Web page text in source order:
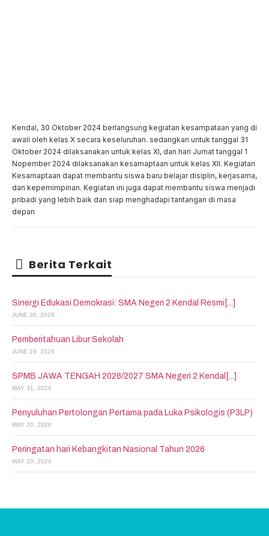
Kendal, 30 Oktober 2024 berlangsung kegiatan kesampataan yang di
awali oleh kelas X secara keseluruhan. sedangkan untuk tanggal 31
Oktober 2024 dilaksanakan untuk kelas XI, dan hari Jumat tanggal 1
Nopember 2024 dilaksanakan kesamaptaan untuk kelas XII. Kegiatan
Kesamaptaan dapat membantu siswa baru belajar disiplin, kerjasama,
dan kepemimpinan. Kegiatan ini juga dapat membantu siswa menjadi
pribadi yang lebih baik dan siap menghadapi tantangan di masa
depan
Berita Terkait
Sinergi Edukasi Demokrasi: SMA Negeri 2 Kendal Resmi[...]
JUNE 30, 2026
Pemberitahuan Libur Sekolah
JUNE 19, 2026
SPMB JAWA TENGAH 2026/2027 SMA Negeri 2 Kendal[...]
MAY 31, 2026
Penyuluhan Pertolongan Pertama pada Luka Psikologis (P3LP)
MAY 20, 2026
Peringatan hari Kebangkitan Nasional Tahun 2026
MAY 20, 2026